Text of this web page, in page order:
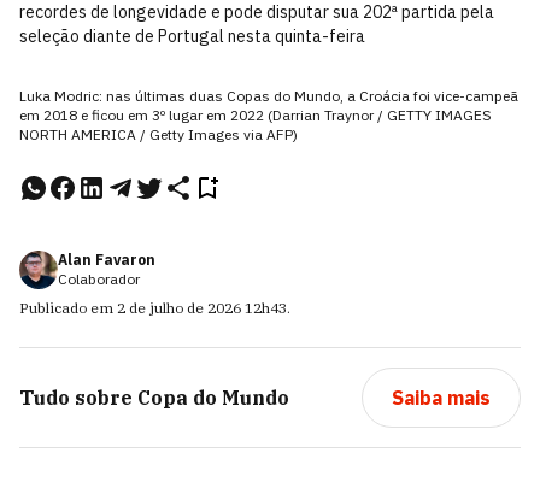
recordes de longevidade e pode disputar sua 202ª partida pela
seleção diante de Portugal nesta quinta-feira
Luka Modric: nas últimas duas Copas do Mundo, a Croácia foi vice-campeã
em 2018 e ficou em 3º lugar em 2022 (Darrian Traynor / GETTY IMAGES
NORTH AMERICA / Getty Images via AFP)
Alan Favaron
Colaborador
Publicado em 2 de julho de 2026 12h43.
Tudo sobre Copa do Mundo Saiba mais